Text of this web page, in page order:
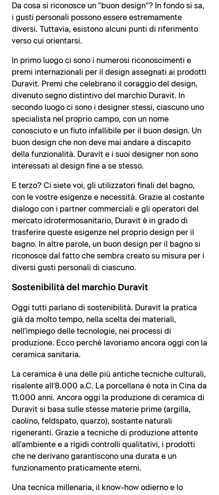
Da cosa si riconosce un "buon design"? In fondo si sa,
i gusti personali possono essere estremamente
diversi. Tuttavia, esistono alcuni punti di riferimento
verso cui orientarsi.
In primo luogo ci sono i numerosi riconoscimenti e
premi internazionali per il design assegnati ai prodotti
Duravit. Premi che celebrano il coraggio del design,
divenuto segno distintivo del marchio Duravit. In
secondo luogo ci sono i designer stessi, ciascuno uno
specialista nel proprio campo, con un nome
conosciuto e un fiuto infallibile per il buon design. Un
buon design che non deve mai andare a discapito
della funzionalità. Duravit e i suoi designer non sono
interessati al design fine a se stesso.
E terzo? Ci siete voi, gli utilizzatori finali del bagno,
con le vostre esigenze e necessità. Grazie al costante
dialogo con i partner commerciali e gli operatori del
mercato idrotermosanitario, Duravit è in grado di
trasferire queste esigenze nel proprio design per il
bagno. In altre parole, un buon design per il bagno si
riconosce dal fatto che sembra creato su misura per i
diversi gusti personali di ciascuno.
Sostenibilità del marchio Duravit
Oggi tutti parlano di sostenibilità. Duravit la pratica
già da molto tempo, nella scelta dei materiali,
nell'impiego delle tecnologie, nei processi di
produzione. Ecco perché lavoriamo ancora oggi con la
ceramica sanitaria.
La ceramica è una delle più antiche tecniche culturali,
risalente all'8.000 a.C. La porcellana è nota in Cina da
11.000 anni. Ancora oggi la produzione di ceramica di
Duravit si basa sulle stesse materie prime (argilla,
caolino, feldspato, quarzo), sostante naturali
rigeneranti. Grazie a tecniche di produzione attente
all'ambiente e a rigidi controlli qualitativi, i prodotti
che ne derivano garantiscono una durata e un
funzionamento praticamente eterni.
Una tecnica millenaria, il know-how odierno e lo